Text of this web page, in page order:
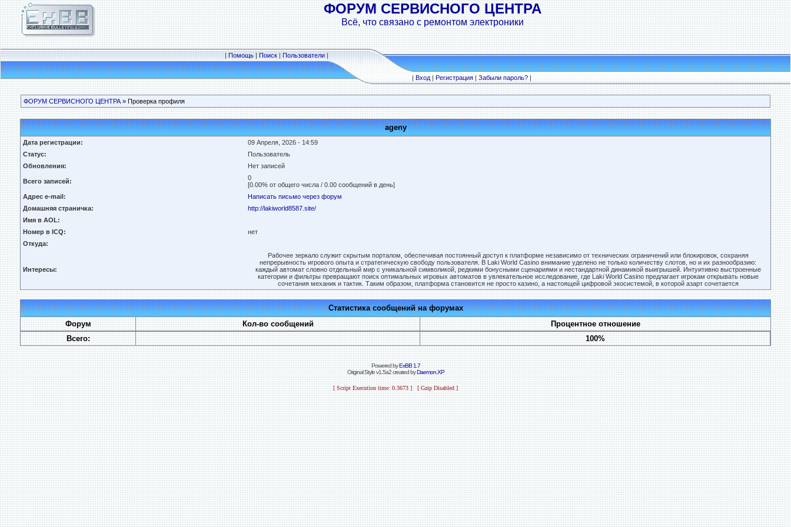
ФОРУМ СЕРВИСНОГО ЦЕНТРА
Всё, что связано с ремонтом электроники
|Помощь|Поиск|Пользователи|
|Вход|Регистрация|Забыли пароль?|
ФОРУМ СЕРВИСНОГО ЦЕНТРА » Проверка профиля
ageny
Дата регистрации:
09 Апреля, 2026 - 14:59
Статус:
Пользователь
Обновления:
Нет записей
Всего записей:
0
[0.00% от общего числа / 0.00 сообщений в день]
Адрес e-mail:
Написать письмо через форум
Домашняя страничка:
http://lakiworld8587.site/
Имя в AOL:
Номер в ICQ:
нет
Откуда:
Интересы:
Рабочее зеркало служит скрытым порталом, обеспечивая постоянный доступ к платформе независимо от технических ограничений или блокировок, сохраняя
непрерывность игрового опыта и стратегическую свободу пользователя. В Laki World Casino внимание уделено не только количеству слотов, но и их разнообразию:
каждый автомат словно отдельный мир с уникальной символикой, редкими бонусными сценариями и нестандартной динамикой выигрышей. Интуитивно выстроенные
категории и фильтры превращают поиск оптимальных игровых автоматов в увлекательное исследование, где Laki World Casino предлагает игрокам открывать новые
сочетания механик и тактик. Таким образом, платформа становится не просто казино, а настоящей цифровой экосистемой, в которой азарт сочетается
Статистика сообщений на форумах
Форум
Кол-во сообщений
Процентное отношение
Всего:
100%
Powered byExBB 1.7
Original Style v1.5a2 created byDaemon.XP
[ Script Execution time: 0.3673 ] [ Gzip Disabled ]